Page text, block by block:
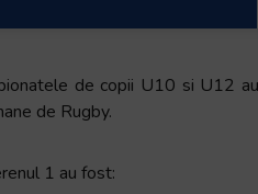
de copii U10 si U12
de Rugby.
1 au fost: